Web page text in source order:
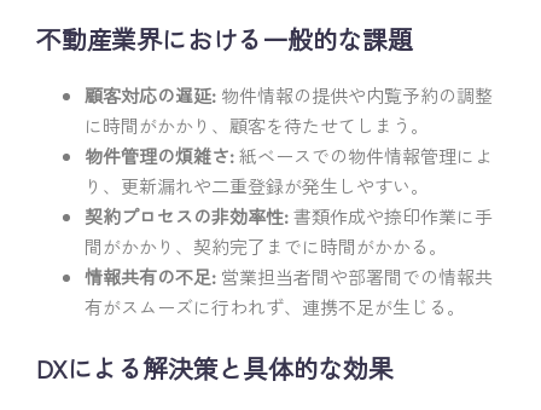
不動産業界における一般的な課題
顧客対応の遅延: 物件情報の提供や内覧予約の調整
に時間がかかり、顧客を待たせてしまう。
物件管理の煩雑さ:紙ベースでの物件情報管理によ
り、更新漏れや二重登録が発生しやすい。
契約プロセスの非効率性:書類作成や捺印作業に手
間がかかり、契約完了までに時間がかかる。
情報共有の不足: 営業担当者間や部署間での情報共
有がスムーズに行われず、連携不足が生じる。
DXによる解決策と具体的な効果